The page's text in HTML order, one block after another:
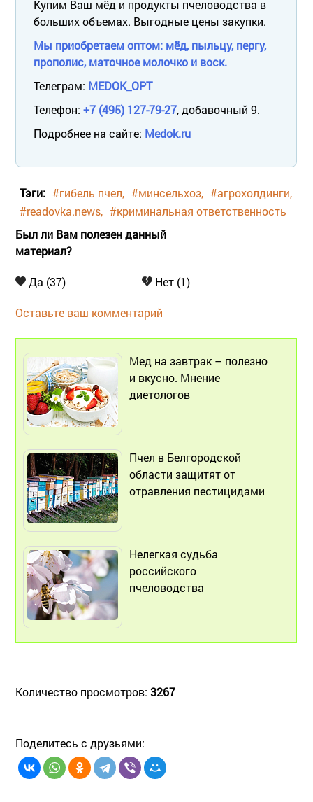
Купим Ваш мёд и продукты пчеловодства в
больших объемах. Выгодные цены закупки.
Мы приобретаем оптом: мёд, пыльцу, пергу,
прополис, маточное молочко и воск.
Телеграм: MEDOK_OPT
Телефон: +7 (495) 127-79-27, добавочный 9.
Подробнее на сайте: Medok.ru
Тэги: #гибель пчел #минсельхоз
#агрохолдинги
#readovka.news
#криминальная ответственность
Был ли Вам полезен данный
материал?
Да (37) Нет (1)
Оставьте ваш комментарий
Мед на завтрак – полезно
и вкусно. Мнение
диетологов
Пчел в Белгородской
области защитят от
отравления пестицидами
Нелегкая судьба
российского
пчеловодства
Количество просмотров: 3267
Поделитесь с друзьями: